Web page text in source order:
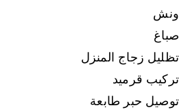
ونش
صباغ
تظليل زجاج المنزل
تركيب قرميد
توصيل حبر طابعة